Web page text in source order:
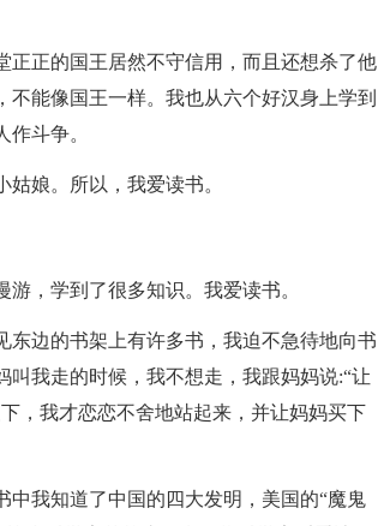
正正的国王居然不守信用，而且还想杀了他
能像国王一样。我也从六个好汉身上学到
斗争。
娘。所以，我爱读书。
，学到了很多知识。我爱读书。
边的书架上有许多书，我迫不急待地向书
我走的时候，我不想走，我跟妈妈说:“让
，我才恋恋不舍地站起来，并让妈妈买下
我知道了中国的四大发明，美国的“魔鬼